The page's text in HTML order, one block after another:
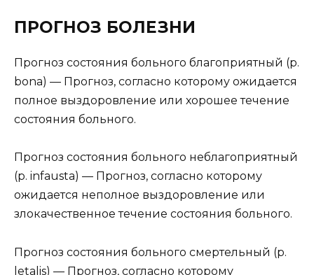
ПРОГНОЗ БОЛЕЗНИ
Прогноз состояния больного благоприятный (р.
bona) — Прогноз, согласно которому ожидается
полное выздоровление или хорошее течение
состояния больного.
Прогноз состояния больного неблагоприятный
(р. infausta) — Прогноз, согласно которому
ожидается неполное выздоровление или
злокачественное течение состояния больного.
Прогноз состояния больного смертельный (р.
letalis) — Прогноз, согласно которому